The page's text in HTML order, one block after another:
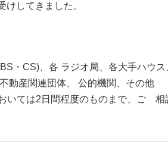
してきました。
・CS)、各 ラジオ局、各大手ハウ
動産関連団体、 公的機関、その他
いては2日間程度のものまで、ご゙相